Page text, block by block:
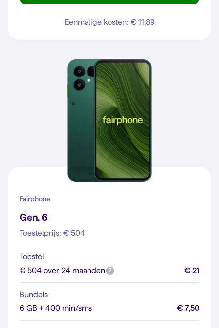
Eenmalige kosten: € 11,89
Fairphone
Gen. 6
Toestelprijs: € 504
Toestel
€ 504 over 24 maanden
€ 21
Bundels
6 GB + 400 min/sms
€ 7,50